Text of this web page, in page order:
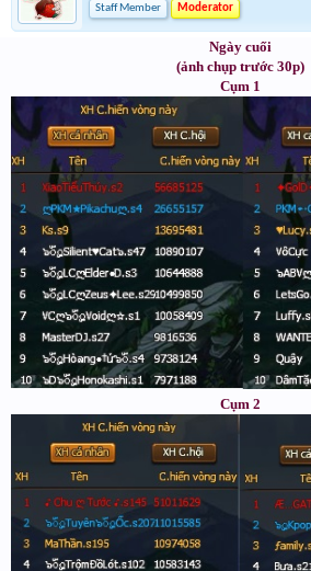
Staff Member Moderator
Ngày cuối
(ảnh chụp trước 30p)
Cụm 1
Cụm 2